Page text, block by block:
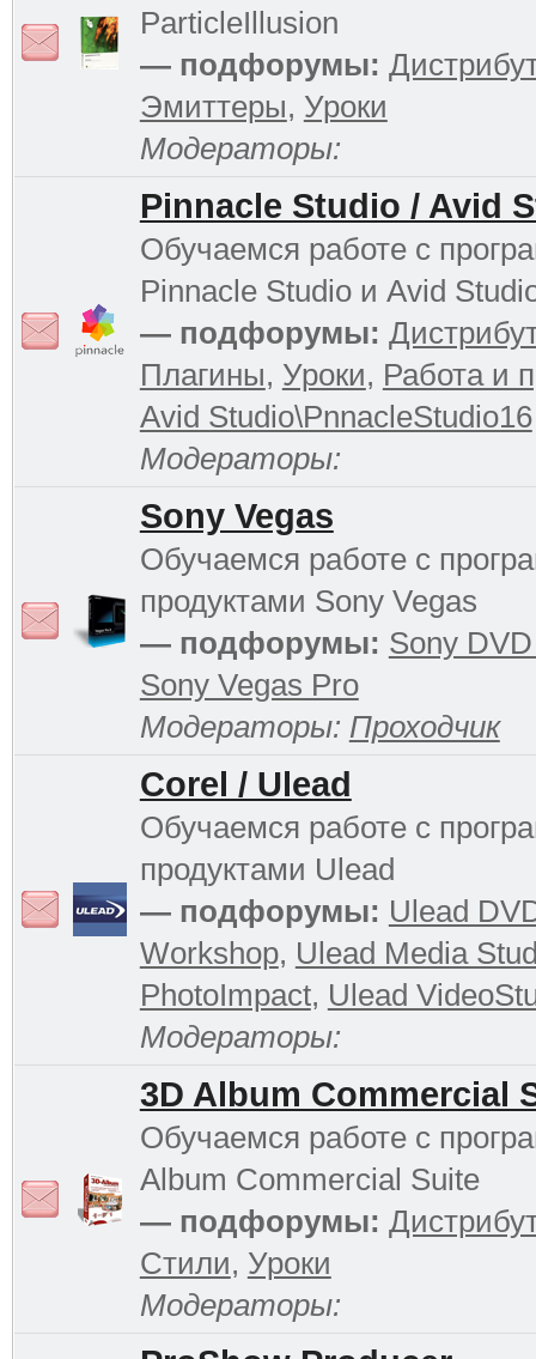
ParticleIllusion
— подфорумы:
Эмиттеры, Уроки
Модераторы:
Pinnacle Studio / Avid
Обучаемся работе с
Pinnacle Studio и Avid
— подфорумы:
Плагины, Уроки, Работа и
Avid Studio\PnnacleStudio16
Модераторы:
Sony Vegas
Обучаемся работе с
продуктами Sony Vegas
— подфорумы: Sony
Sony Vegas Pro
Модераторы: Проходчик
Corel / Ulead
Обучаемся работе с
продуктами Ulead
— подфорумы: Ulead
Workshop, Ulead Media
PhotoImpact, Ulead
Модераторы:
3D Album Commercial
Обучаемся работе с
Album Commercial Suite
— подфорумы:
Стили, Уроки
Модераторы: